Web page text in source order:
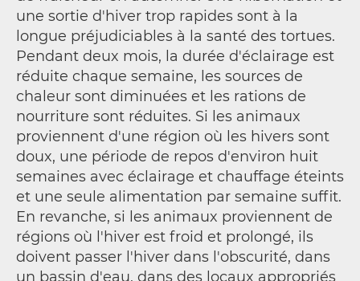
une sortie d'hiver trop rapides sont à la
longue préjudiciables à la santé des tortues.
Pendant deux mois, la durée d'éclairage est
réduite chaque semaine, les sources de
chaleur sont diminuées et les rations de
nourriture sont réduites. Si les animaux
proviennent d'une région où les hivers sont
doux, une période de repos d'environ huit
semaines avec éclairage et chauffage éteints
et une seule alimentation par semaine suffit.
En revanche, si les animaux proviennent de
régions où l'hiver est froid et prolongé, ils
doivent passer l'hiver dans l'obscurité, dans
un bassin d'eau, dans des locaux appropriés